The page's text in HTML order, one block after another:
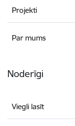
Projekti
Par mums
Noderīgi
Viegli lasīt